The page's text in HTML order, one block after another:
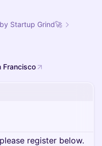
Startup Grind🚀
Francisco
register below.